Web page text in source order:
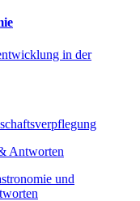
in der
Antworten
und